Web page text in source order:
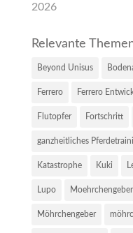
2026
Relevante
Beyond Unisus
Ferrero Ferrero
Flutopfer Fortschritt
ganzheitliches
Katastrophe Kuki
Lupo
Möhrchengeber